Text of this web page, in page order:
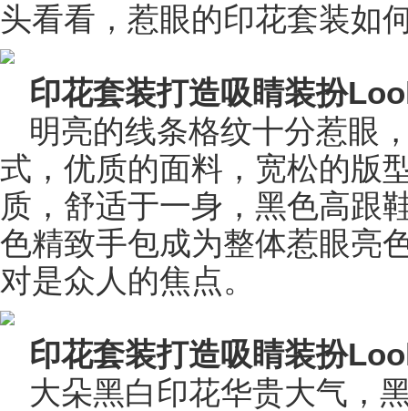
头看看，惹眼的印花套装如
印花套装打造吸睛装扮
明亮的线条格纹十分惹眼
式，优质的面料，宽松的版
质，舒适于一身，黑色高跟
色精致手包成为整体惹眼亮
对是众人的焦点。
印花套装打造吸睛装扮
大朵黑白印花华贵大气，